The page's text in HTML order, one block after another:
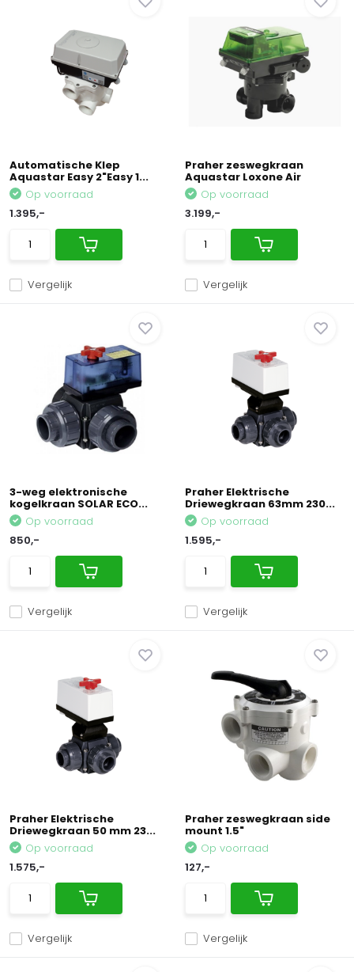
Automatische Klep
Aquastar Easy 2"Easy 1...
Vergelijk
Op voorraad
1.395,-
Praher zeswegkraan
Aquastar Loxone Air
Vergelijk
Op voorraad
3.199,-
3-weg elektronische
kogelkraan SOLAR ECO...
Vergelijk
Op voorraad
850,-
Praher Elektrische
Driewegkraan 63mm 230...
Vergelijk
Op voorraad
1.595,-
Praher Elektrische
Driewegkraan 50 mm 23...
Vergelijk
Op voorraad
1.575,-
Praher zeswegkraan side
mount 1.5"
Vergelijk
Op voorraad
127,-